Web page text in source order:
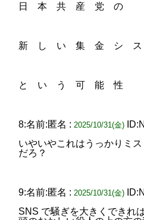
日 本 共 産 党 の
新 し い 集 金 シ
と い う 可 能 性
8:名前:匿名 : 2025/10/31(金)
いやいやこれはうっかりミ
だろ？
9:名前:匿名 : 2025/10/31(金)
SNS で騒ぎを大きくできれば